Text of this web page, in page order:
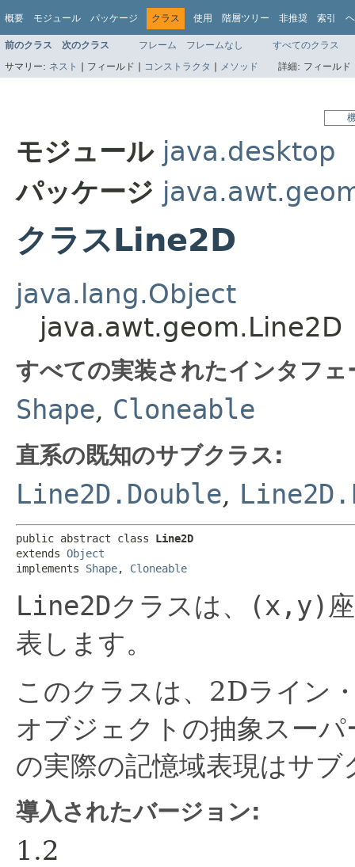
概要 モジュール パッケージ クラス 使用 階層ツリー 非推奨 索引
前のクラス 次のクラス フレーム フレームなし
すべてのクラス
サマリー: ネスト | フィールド | コンストラクタ | メソッド 詳細: フィール
モジュール java.desktop
パッケージ
クラスLine2D
java.lang.Object
java.awt.geom.Line2D
すべての実装されたインタフ
Shape, Cloneable
直系の既知のサブクラス:
Line2D.Double,
public abstract class Line2D
extends Object
implements Shape, Cloneable
Line2Dクラスは、 (x,y)
表します。
このクラスは、2Dライン
オブジェクトの抽象スー
の実際の記憶域表現はサ
導入されたバージョン:
1.2